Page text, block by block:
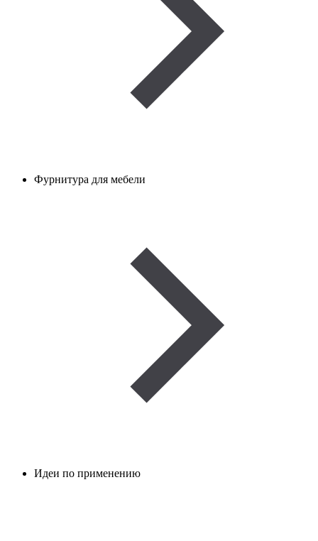
Фурнитура для мебели
Идеи по применению